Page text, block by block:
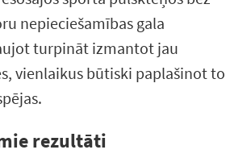
nepieciešamības gala
turpināt izmantot jau
vienlaikus būtiski paplašinot to
rezultāti